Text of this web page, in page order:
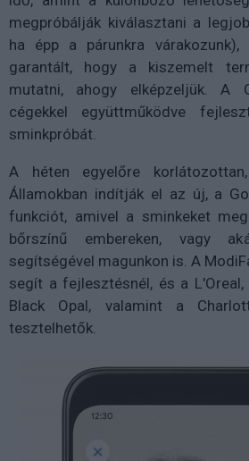
megpróbálják kiválasztani a
ha épp a párunkra
garantált, hogy a kiszemelt
mutatni, ahogy elképzeljük. A
cégekkel együttműködve
sminkpróbát.
A héten egyelőre
Államokban indítják el az új, a
funkciót, amivel a sminkeket
bőrszínű embereken, vagy
segítségével magunkon is. A
segít a fejlesztésnél, és a
Black Opal, valamint a
tesztelhetők.